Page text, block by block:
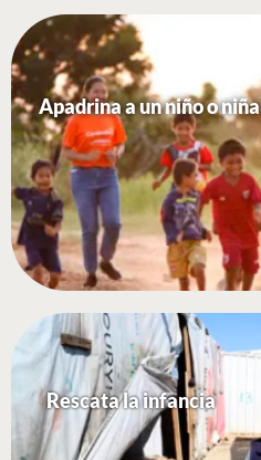
Apadrina a un niño o niña
Rescata la infancia